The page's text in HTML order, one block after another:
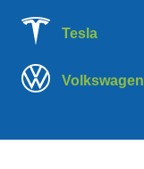
Tesla
Volkswagen